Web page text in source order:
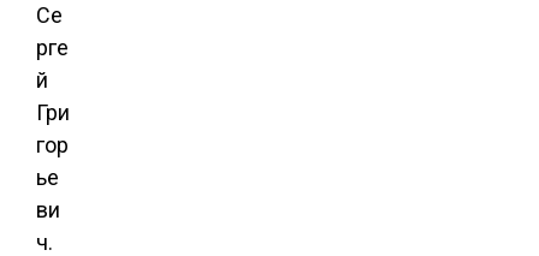
Се
рге
й
Гри
гор
ье
ви
ч.